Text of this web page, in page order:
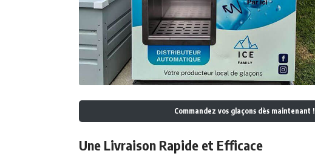
Commandez vos glaçons dès maintenant !
Une Livraison Rapide et Efficace